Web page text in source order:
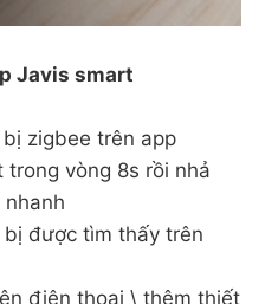
Javis smart
zigbee trên app
trong vòng 8s rồi nhả
bị được tìm thấy trên
điện thoại \ thêm thiết